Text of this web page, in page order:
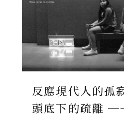
反應現代人的孤
頭底下的疏離